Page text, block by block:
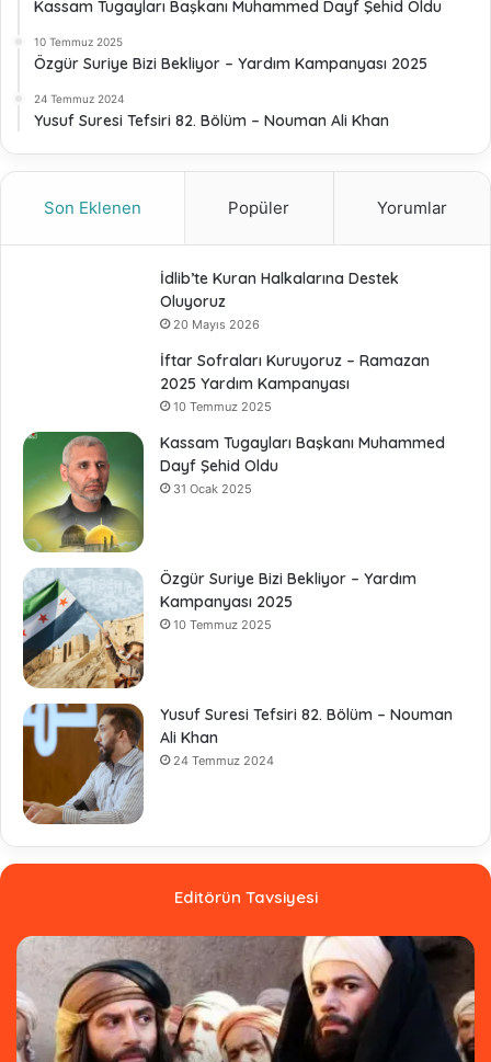
Kassam Tugayları Başkanı Muhammed Dayf Şehid Oldu
10 Temmuz 2025
Özgür Suriye Bizi Bekliyor – Yardım Kampanyası 2025
24 Temmuz 2024
Yusuf Suresi Tefsiri 82. Bölüm – Nouman Ali Khan
Son Eklenen Popüler Yorumlar
İdlib’te Kuran Halkalarına Destek
Oluyoruz
20 Mayıs 2026
İftar Sofraları Kuruyoruz – Ramazan
2025 Yardım Kampanyası
10 Temmuz 2025
Kassam Tugayları Başkanı Muhammed
Dayf Şehid Oldu
31 Ocak 2025
Özgür Suriye Bizi Bekliyor – Yardım
Kampanyası 2025
10 Temmuz 2025
Yusuf Suresi Tefsiri 82. Bölüm – Nouman
Ali Khan
24 Temmuz 2024
Editörün Tavsiyesi